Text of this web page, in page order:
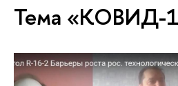
Тема «КОВИД-